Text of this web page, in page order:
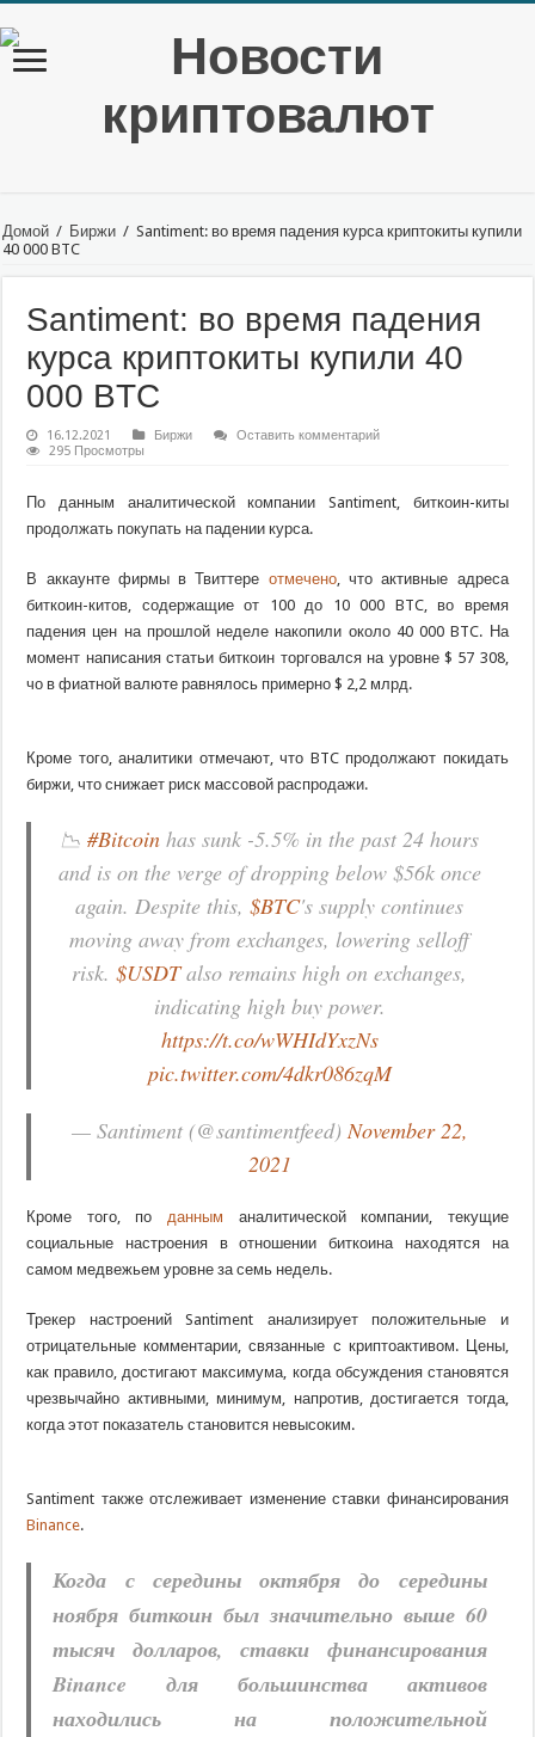
Домой / Биржи / Santiment: во время падения курса криптокиты купили
40 000 BTC
Santiment: во время падения
курса криптокиты купили 40
000 BTC
16.12.2021 Биржи
Оставить комментарий
295 Просмотры
По данным аналитической компании Santiment, биткоин-киты
продолжать покупать на падении курса.
В аккаунте фирмы в Твиттере отмечено, что активные адреса
биткоин-китов, содержащие от 100 до 10 000 BTC, во время
падения цен на прошлой неделе накопили около 40 000 BTC. На
момент написания статьи биткоин торговался на уровне $ 57 308,
чо в фиатной валюте равнялось примерно $ 2,2 млрд.
Кроме того, аналитики отмечают, что BTC продолжают покидать
биржи, что снижает риск массовой распродажи.
📉#Bitcoin has sunk -5.5% in the past 24 hours
and is on the verge of dropping below $56k once
again. Despite this,$BTC's supply continues
moving away from exchanges, lowering selloff
risk.$USDTalso remains high on exchanges,
indicating high buy power.
https://t.co/wWHIdYxzNs
pic.twitter.com/4dkr086zqM
— Santiment (@santimentfeed)November 22,
2021
Кроме того, по данным аналитической компании, текущие
социальные настроения в отношении биткоина находятся на
самом медвежьем уровне за семь недель.
Трекер настроений Santiment анализирует положительные и
отрицательные комментарии, связанные с криптоактивом. Цены,
как правило, достигают максимума, когда обсуждения становятся
чрезвычайно активными, минимум, напротив, достигается тогда,
когда этот показатель становится невысоким.
Santiment также отслеживает изменение ставки финансирования
Binance.
Когда с середины октября до середины
ноября биткоин был значительно выше 60
тысяч долларов, ставки финансирования
Binance для большинства активов
находились на положительной